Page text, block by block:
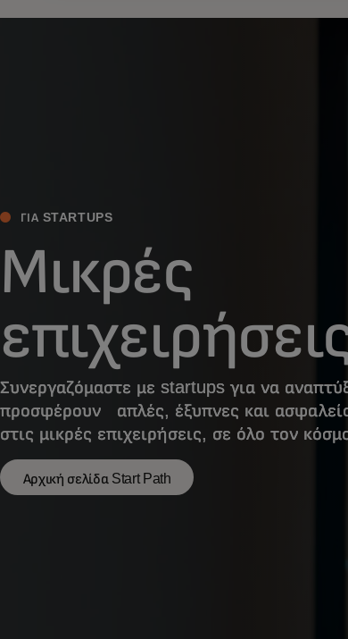
ΓΙΑ STARTUPS
Μικρές
Συνεργαζόμαστε με startups για να
προσφέρουν απλές, έξυπνες και
στις μικρές επιχειρήσεις, σε όλο τον
Αρχική σελίδα Start Path